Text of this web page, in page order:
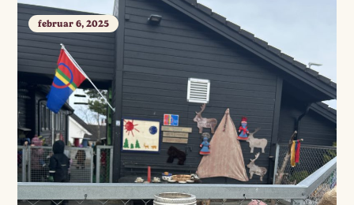
februar 6, 2025